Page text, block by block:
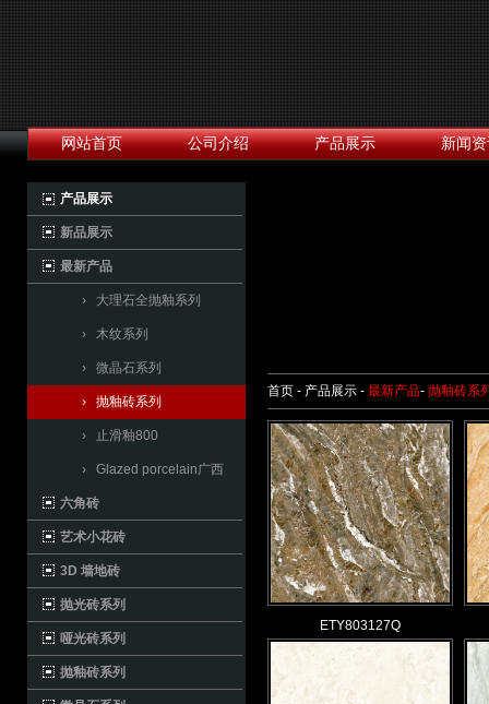
网站首页 公司介绍 产品展示 新闻
产品展示
新品展示
最新产品
› 大理石全抛釉系列
› 木纹系列
› 微晶石系列
› 抛釉砖系列
› 止滑釉800
› Glazed porcelain广西
六角砖
艺术小花砖
3D 墙地砖
抛光砖系列
哑光砖系列
抛釉砖系列
首页 - 产品展示 - 最新产品- 抛釉砖系
ETY803127Q